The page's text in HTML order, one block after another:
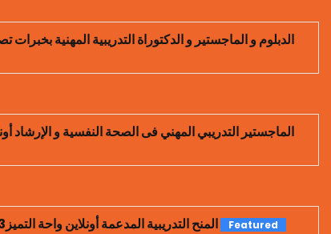
الدبلوم و الماجستير و الدكتوراة التدريبية المهنية بخبرات تصل إلى 20 عاما و أكثر
الماجستير التدريبي المهني فى الصحة النفسية و الإرشاد
Featured المنح التدريبية المدعمة أونلاين واحة التميز2023 م